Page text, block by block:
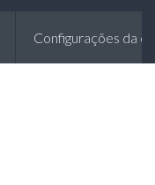
Configurações da